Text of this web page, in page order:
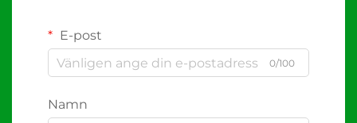
E-post
0/100
Namn